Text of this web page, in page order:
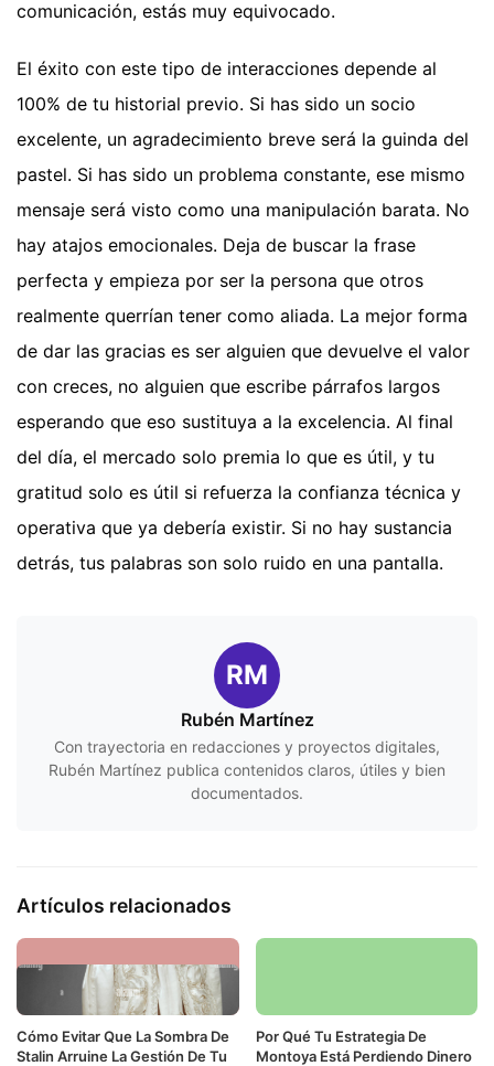
comunicación, estás muy equivocado.
El éxito con este tipo de interacciones depende al
100% de tu historial previo. Si has sido un socio
excelente, un agradecimiento breve será la guinda del
pastel. Si has sido un problema constante, ese mismo
mensaje será visto como una manipulación barata. No
hay atajos emocionales. Deja de buscar la frase
perfecta y empieza por ser la persona que otros
realmente querrían tener como aliada. La mejor forma
de dar las gracias es ser alguien que devuelve el valor
con creces, no alguien que escribe párrafos largos
esperando que eso sustituya a la excelencia. Al final
del día, el mercado solo premia lo que es útil, y tu
gratitud solo es útil si refuerza la confianza técnica y
operativa que ya debería existir. Si no hay sustancia
detrás, tus palabras son solo ruido en una pantalla.
RM
Rubén Martínez
Con trayectoria en redacciones y proyectos digitales,
Rubén Martínez publica contenidos claros, útiles y bien
documentados.
Artículos relacionados
Cómo Evitar Que La Sombra De
Stalin Arruine La Gestión De Tu
Por Qué Tu Estrategia De
Montoya Está Perdiendo Dinero